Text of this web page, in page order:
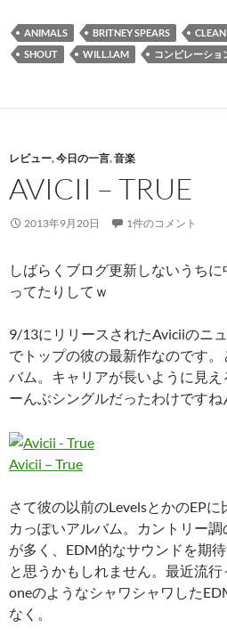
ANIMALS BRITNEY SPEARS
SHOUT
WILL.I.AM コンピレーショ
レビュー,今日の一言,音楽
AVICII – TRUE
2013年9月20日 1件のコメント
しばらくブログ更新しないうち
ってたりしてｗ
9/13にリリースされたAviciiのニ
でトップの彼の最新作なのです
バム。キャリアが長いように見
ーんぶシングルだったわけですね
Avicii – True
さて彼の以前のLevelsとかのEP
カっぽいアルバム。カントリー
が多く、EDM的なサウンドを期
と思うかもしれません。最近流
oneのようなシャワシャワした
なく。